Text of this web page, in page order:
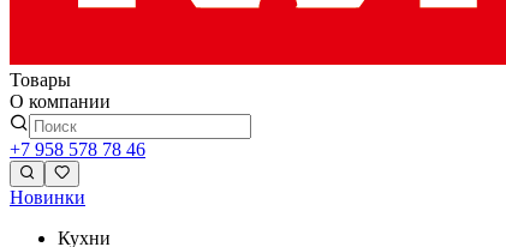
Товары
О компании
+7 958 578 78 46
Новинки
Кухни